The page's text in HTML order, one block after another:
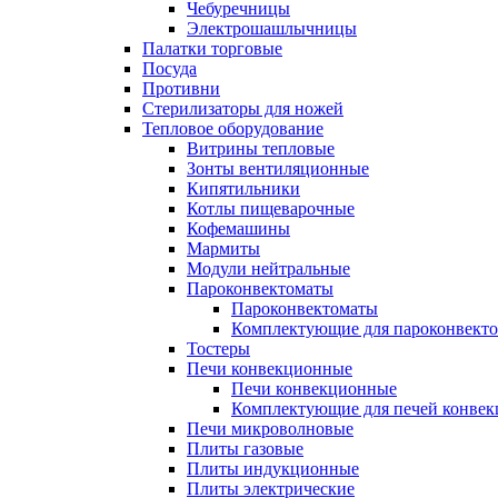
Чебуречницы
Электрошашлычницы
Палатки торговые
Посуда
Противни
Стерилизаторы для ножей
Тепловое оборудование
Витрины тепловые
Зонты вентиляционные
Кипятильники
Котлы пищеварочные
Кофемашины
Мармиты
Модули нейтральные
Пароконвектоматы
Пароконвектоматы
Комплектующие для
Тостеры
Печи конвекционные
Печи конвекционные
Комплектующие для печей
Печи микроволновые
Плиты газовые
Плиты индукционные
Плиты электрические